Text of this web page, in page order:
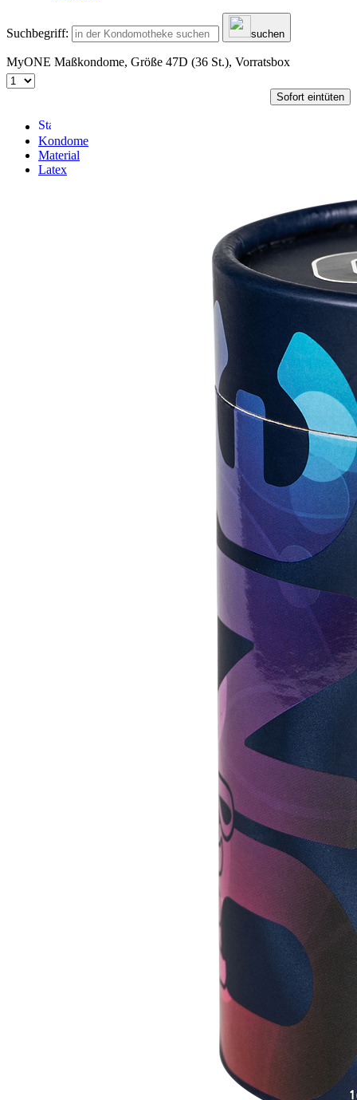
Suchbegriff: suchen
MyONE Maßkondome, Größe 47D (36 St.), Vorratsbox
Sofort eintüten
Kondome
Material
Latex